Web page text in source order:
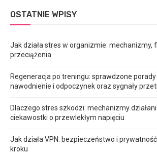
OSTATNIE WPISY
Jak działa stres w organizmie: mechanizmy,
przeciążenia
Regeneracja po treningu: sprawdzone porady
nawodnienie i odpoczynek oraz sygnały
Dlaczego stres szkodzi: mechanizmy
ciekawostki o przewlekłym napięciu
Jak działa VPN: bezpieczeństwo i
kroku